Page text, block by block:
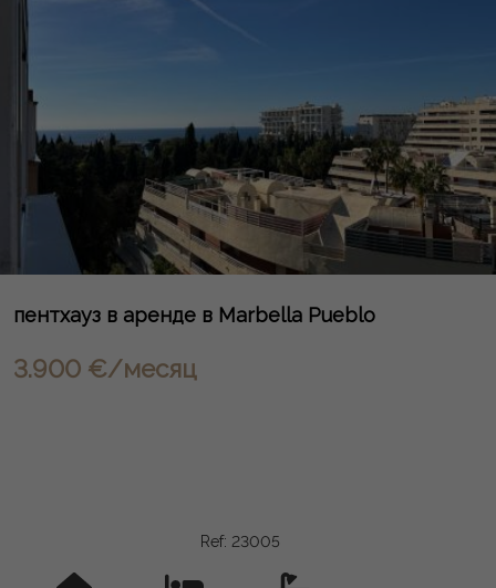
пентхауз в аренде в Marbella Pueblo
3.900 €/месяц
Ref: 23005